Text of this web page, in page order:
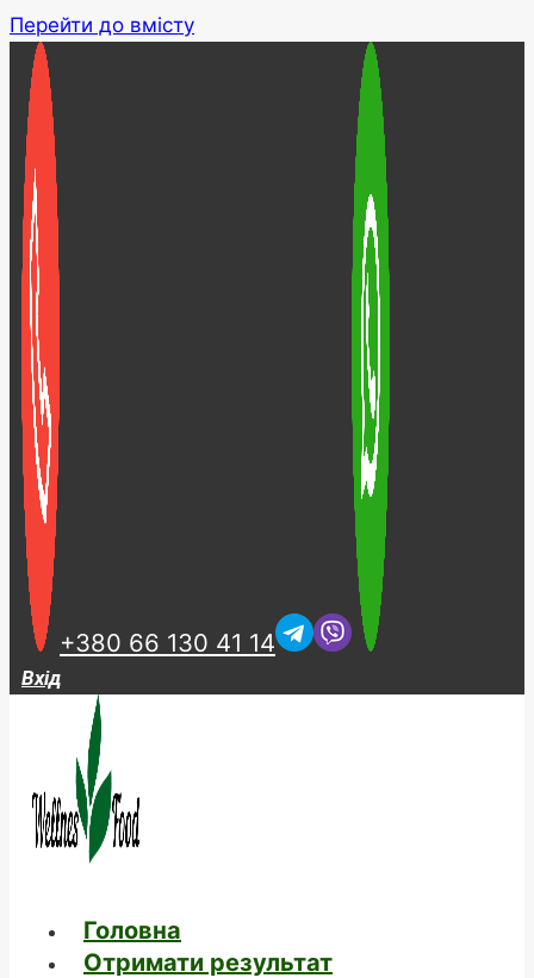
Перейти до вмісту
+380 66 130 41 14
Вхід
Головна
Отримати результат